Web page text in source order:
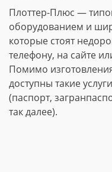
Плоттер-Плюс —
оборудованием и
которые стоят
телефону, на сайте
Помимо
доступны такие
(паспорт,
так далее).